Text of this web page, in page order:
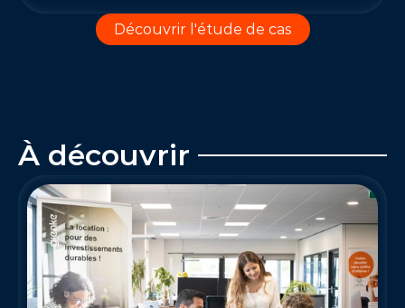
Découvrir l'étude de cas
À découvrir